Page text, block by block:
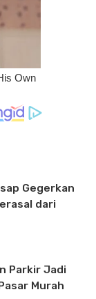
Gegerkan
dari
Parkir Jadi
Murah